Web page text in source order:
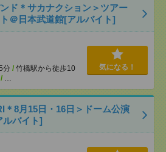
ド＊サカナクション＞ツアー
＠日本武道館[アルバイト]
分 / 竹橋駅から徒歩10
/ …
気になる！
＊8月15日・16日＞ドーム公演
ルバイト]